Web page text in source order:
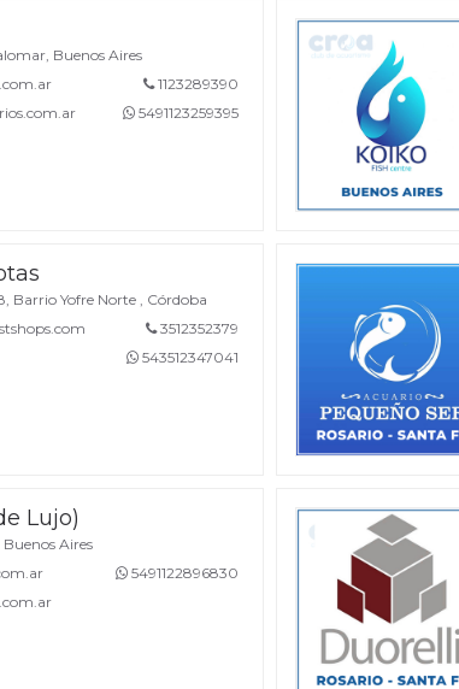
Buenos Aires
1123289390
5491123259395
Barrio Yofre Norte , Córdoba
3512352379
543512347041
Lujo)
Aires
5491122896830